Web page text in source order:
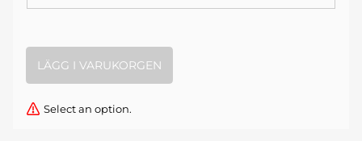
Select an option.